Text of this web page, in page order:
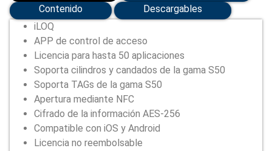
Contenido
Descargables
iLOQ
APP de control de acceso
Licencia para hasta 50 aplicaciones
Soporta cilindros y candados de la gama S50
Soporta TAGs de la gama S50
Apertura mediante NFC
Cifrado de la información AES-256
Compatible con iOS y Android
Licencia no reembolsable